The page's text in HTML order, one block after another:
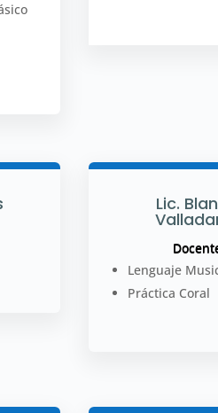
Lic.
Lenguaje
Práctica Coral